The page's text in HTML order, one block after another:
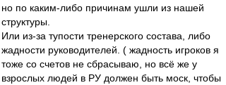
но по каким-либо причинам ушли из нашей
структуры.
Или из-за тупости тренерского состава, либо
жадности руководителей. ( жадность игроков я
тоже со счетов не сбрасываю, но всё же у
взрослых людей в РУ должен быть моск, чтобы